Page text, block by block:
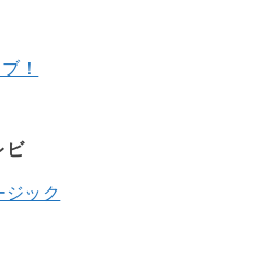
！
ビ
ック